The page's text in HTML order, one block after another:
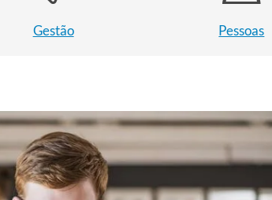
Gestão Pessoas